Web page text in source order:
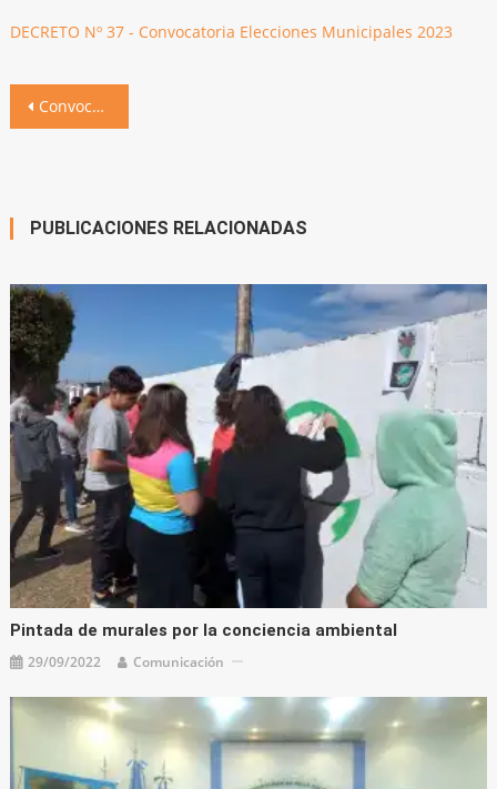
DECRETO Nº 37 - Convocatoria Elecciones Municipales 2023
Navegación
Convocatoria a elecciones municipales para el domingo 25 de junio
PUBLICACIONES RELACIONADAS
Pintada de murales por la conciencia ambiental
29/09/2022 Comunicación